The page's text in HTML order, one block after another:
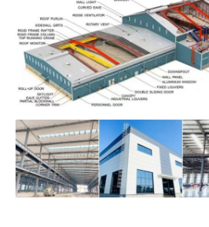
फैक्टरी यात्रा
गुणवत्ता नियंत्रण
हमसे संपर्क करें
समाचार